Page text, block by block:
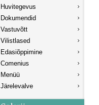
Huvitegevus
Dokumendid
Vastuvõtt
Vilistlased
Edasiõppimine
Comenius
Menüü
Järelevalve